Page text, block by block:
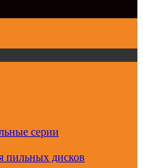
серии
пильных дисков